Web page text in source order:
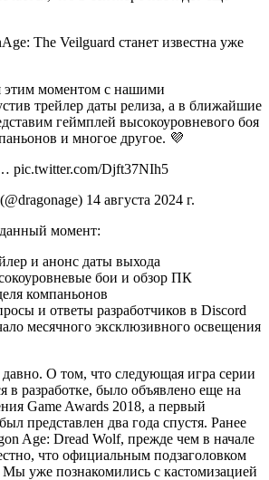
The Veilguard станет известна уже
этим моментом с нашими
трейлер даты релиза, а в ближайшие
геймплей высокоуровневого боя
и многое другое. 💜
pic.twitter.com/Djft37NIh5
14 августа 2024 г.
момент:
и анонс даты выхода
бои и обзор ПК
компаньонов
и ответы разработчиков в Discord
месячного эксклюзивного освещения
О том, что следующая игра серии
в разработке, было объявлено еще на
Game Awards 2018, а первый
представлен два года спустя. Ранее
Age: Dread Wolf, прежде чем в начале
что официальным подзаголовком
Мы уже познакомились с кастомизацией